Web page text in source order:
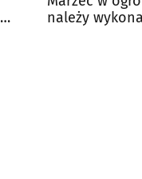
należy